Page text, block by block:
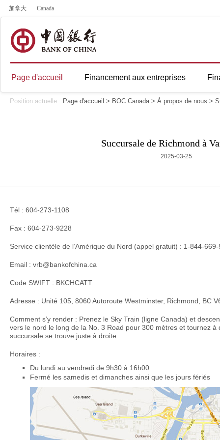
加拿大 Canada
Page d'accueil Financement aux entreprises
Position actuelle : Page d'accueil > BOC Canada> À propos de nous >
Succursale de Richmond à
2025-03-25
Tél : 604-273-1108
Fax : 604-273-9228
Service clientèle de l’Amérique du Nord (appel gratuit) : 1-844-
Email : vrb@bankofchina.ca
Code SWIFT : BKCHCATT
Adresse : Unité 105, 8060 Autoroute Westminster, Richmond, BC
Comment s’y render : Prenez le Sky Train (ligne Canada) et
vers le nord le long de la No. 3 Road pour 300 mètres et tournez à
succursale se trouve juste à droite.
Horaires :
Du lundi au vendredi de 9h30 à 16h00
Fermé les samedis et dimanches ainsi que les jours fériés